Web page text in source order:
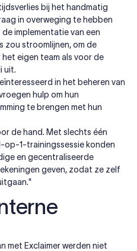
bij het handmatig
in overweging te hebben
implementatie van een
zou stroomlijnen, om de
eigen team als voor de
uit.
in het beheren van
hulp om hun
te brengen met hun
de hand. Met slechts één
op-1-trainingssessie konden
en gecentraliseerde
geven, zodat ze zelf
met Exclaimer werden niet